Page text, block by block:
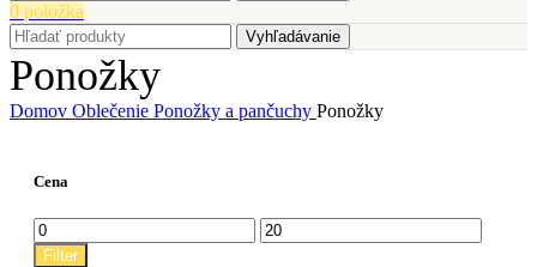
0 položka
Vyhľadávanie
Ponožky
Domov Oblečenie Ponožky a pančuchy Ponožky
Cena
Minimálna
cena
Maximálna
cena
Filter